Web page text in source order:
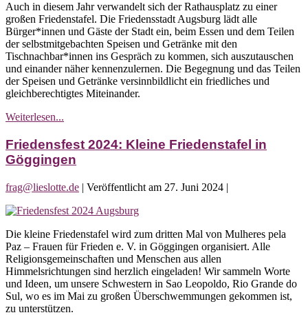
Augsburger
Friedenstafel
Auch in diesem Jahr verwandelt sich der Rathausplatz zu einer
großen Friedenstafel. Die Friedensstadt Augsburg lädt alle
Bürger*innen und Gäste der Stadt ein, beim Essen und dem Teilen
der selbstmitgebachten Speisen und Getränke mit den
Tischnachbar*innen ins Gespräch zu kommen, sich auszutauschen
und einander näher kennenzulernen. Die Begegnung und das Teilen
der Speisen und Getränke versinnbildlicht ein friedliches und
gleichberechtigtes Miteinander.
Weiterlesen...
Augsburger
Friedenstafel
Friedensfest 2024: Kleine Friedenstafel in
Göggingen
frag@lieslotte.de | Veröffentlicht am 27. Juni 2024 |
Friedensfest
Kleine
Friedenstafel
in
Göggingen
Die kleine Friedenstafel wird zum dritten Mal von Mulheres pela
Paz – Frauen für Frieden e. V. in Göggingen organisiert. Alle
Religionsgemeinschaften und Menschen aus allen
Himmelsrichtungen sind herzlich eingeladen! Wir sammeln Worte
und Ideen, um unsere Schwestern in Sao Leopoldo, Rio Grande do
Sul, wo es im Mai zu großen Überschwemmungen gekommen ist,
zu unterstützen.